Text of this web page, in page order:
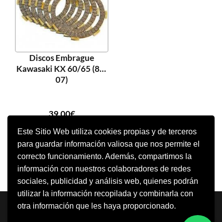
Este Sitio Web utiliza cookies propias y de terceros
para guardar información valiosa que nos permite el
correcto funcionamiento. Además, compartimos la
información con nuestros colaboradores de redes
sociales, publicidad y análisis web, quienes podrán
utilizar la información recopilada y combinarla con
otra información que les haya proporcionado.
Discos Embrague
Kawasaki KX 60/65 (88-
07)
39,00€
AÑADIR AL CARRITO
Neve | Funciona gracias a WordPress